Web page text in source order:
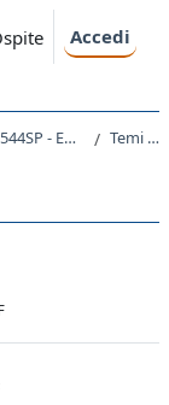
Accedi
544SP - ECONOMIA INTERNAZIONALE 2024 Temi d'esame AA 2019-2020